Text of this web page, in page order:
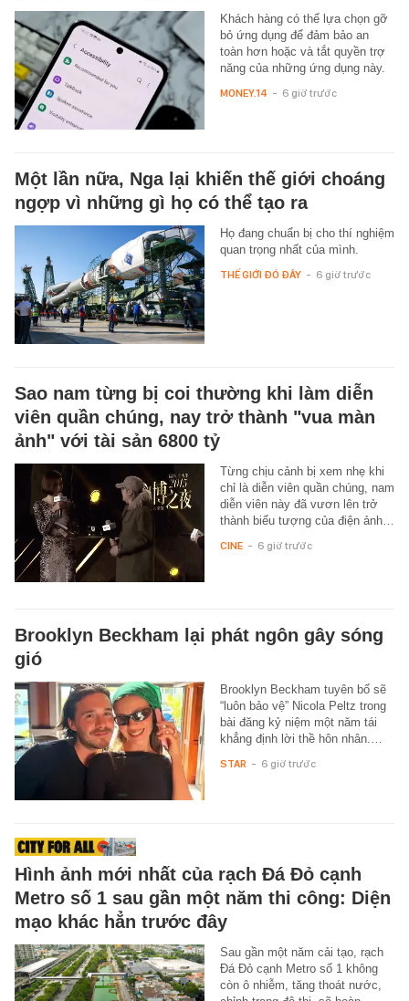
Khách hàng có thể lựa chọn gỡ
bỏ ứng dụng để đảm bảo an
toàn hơn hoặc và tắt quyền trợ
năng của những ứng dụng này.
MONEY.14 - 6 giờ trước
Một lần nữa, Nga lại khiến thế giới choáng
ngợp vì những gì họ có thể tạo ra
Họ đang chuẩn bị cho thí nghiệm
quan trọng nhất của mình.
THẾ GIỚI ĐÓ ĐÂY - 6 giờ trước
Sao nam từng bị coi thường khi làm diễn
viên quần chúng, nay trở thành "vua màn
ảnh" với tài sản 6800 tỷ
Từng chịu cảnh bị xem nhẹ khi
chỉ là diễn viên quần chúng, nam
diễn viên này đã vươn lên trở
thành biểu tượng của điện ảnh…
CINE - 6 giờ trước
Brooklyn Beckham lại phát ngôn gây sóng
gió
Brooklyn Beckham tuyên bố sẽ
“luôn bảo vệ” Nicola Peltz trong
bài đăng kỷ niệm một năm tái
khẳng định lời thề hôn nhân.…
STAR - 6 giờ trước
Hình ảnh mới nhất của rạch Đá Đỏ cạnh
Metro số 1 sau gần một năm thi công: Diện
mạo khác hẳn trước đây
Sau gần một năm cải tạo, rạch
Đá Đỏ cạnh Metro số 1 không
còn ô nhiễm, tăng thoát nước,